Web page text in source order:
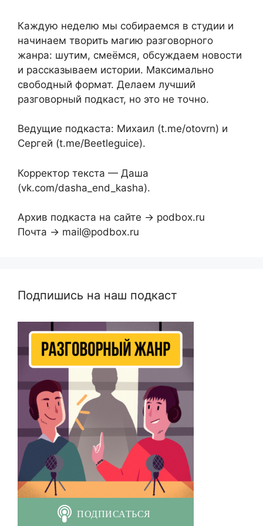
Каждую неделю мы собираемся в студии и
начинаем творить магию разговорного
жанра: шутим, смеёмся, обсуждаем новости
и рассказываем истории. Максимально
свободный формат. Делаем лучший
разговорный подкаст, но это не точно.
Ведущие подкаста: Михаил (t.me/otovrn) и
Сергей (t.me/Beetleguice).
Корректор текста — Даша
(vk.com/dasha_end_kasha).
Архив подкаста на сайте → podbox.ru
Почта → mail@podbox.ru
Подпишись на наш подкаст